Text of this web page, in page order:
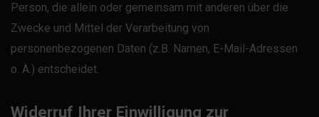
Person, die allein oder gemeinsam mit anderen über die
Zwecke und Mittel der Verarbeitung von
personenbezogenen Daten (z.B. Namen, E-Mail-Adressen
o. Ä.) entscheidet.
Widerruf Ihrer Einwilligung zur